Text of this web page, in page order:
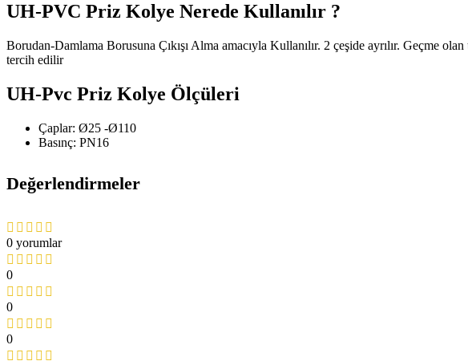
UH-PVC Priz Kolye Nerede Kullanılır ?
Borudan-Damlama Borusuna Çıkışı Alma amacıyla Kullanılır. 2 çeşide ayrılır. Geçme
tercih edilir
UH-Pvc Priz Kolye Ölçüleri
Çaplar: Ø25 -Ø110
Basınç: PN16
Değerlendirmeler
0 yorumlar
0
0
0